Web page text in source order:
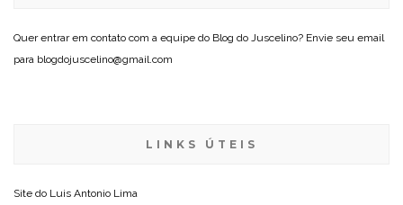
Quer entrar em contato com a equipe do Blog do Juscelino? Envie seu email
para blogdojuscelino@gmail.com
LINKS ÚTEIS
Site do Luis Antonio Lima